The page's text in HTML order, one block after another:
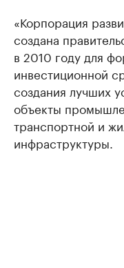
«Корпорация
создана
в 2010 году для
инвестиционной
создания лучших
объекты
транспортной и
инфраструктуры.